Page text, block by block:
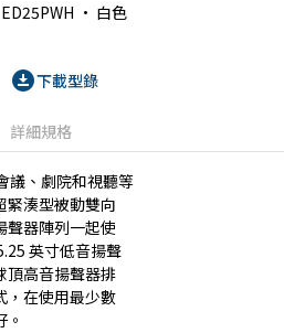
ED25PWH • 白色
download_for_offline下載型錄
詳細規格
議、劇院和視聽等
緊湊型被動雙向
聲器陣列一起使
英寸低音揚聲
頂高音揚聲器排
，在使用最少數